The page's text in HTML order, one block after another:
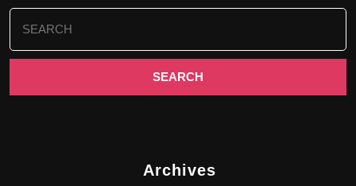
Search
for:
Archives